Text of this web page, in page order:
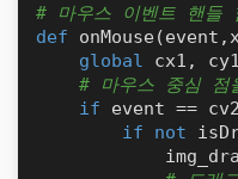
# 마우스 이벤트 핸들
def
onMouse(
global cx1,
# 마우스 중심 점
if event ==
if
not